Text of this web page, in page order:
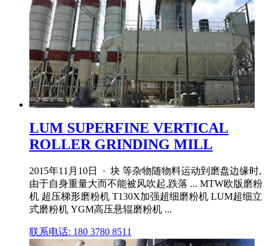
LUM SUPERFINE VERTICAL
ROLLER GRINDING MILL
2015年11月10日 · 块 等杂物随物料运动到磨盘边缘时,
由于自身重量大而不能被风吹起,跌落 ... MTW欧版磨粉
机 超压梯形磨粉机 T130X加强超细磨粉机 LUM超细立
式磨粉机 YGM高压悬辊磨粉机 ...
联系电话: 180 3780 8511